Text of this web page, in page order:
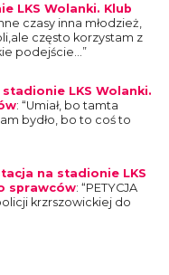
LKS Wolanki. Klub
czasy inna młodzież,
często korzystam z
podejście… ”
LKS Wolanki.
: “Umiał, bo tamta
bydło, bo to coś to
na stadionie LKS
sprawców: “PETYCJA
krzrszowickiej do